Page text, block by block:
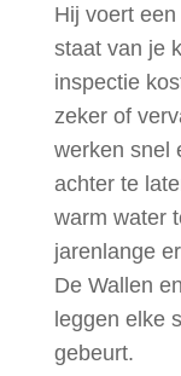
Hij voert
staat van je
inspectie
zeker of
werken snel
achter te
warm water
jarenlange
De Wallen
leggen elke
gebeurt.